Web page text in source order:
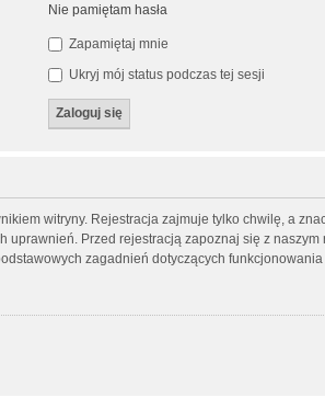
Nie pamiętam hasła
Zapamiętaj mnie
Ukryj mój status podczas tej sesji
witryny. Rejestracja zajmuje tylko chwilę, a
Przed rejestracją zapoznaj się z
zagadnień dotyczących funkcjonowania